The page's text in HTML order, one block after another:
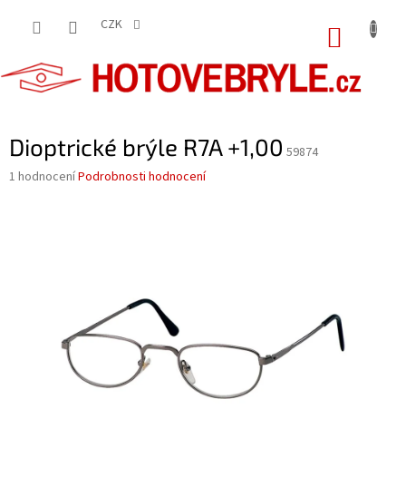
CZK
Dioptrické brýle R7A +1,00 59874
Průměrné
1 hodnoceníPodrobnosti hodnocení